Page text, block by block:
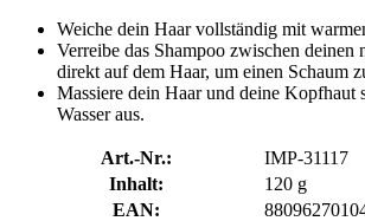
Weiche dein Haar vollständig mit
Verreibe das Shampoo zwischen deinen
direkt auf dem Haar, um einen Schaum
Massiere dein Haar und deine Kopfhaut
Wasser aus.
Art.-Nr.:
IMP-31117
Inhalt:
120 g
EAN: